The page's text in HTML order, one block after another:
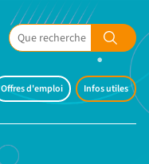
Offres d'emploi Infos utiles